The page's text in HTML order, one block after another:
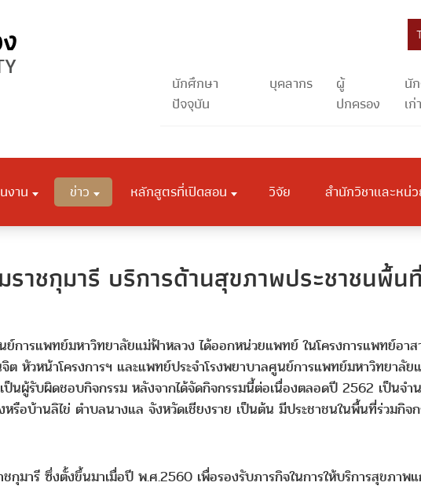
นักศึกษา
ปัจจุบัน
บุคลากร
ผู้
ปกครอง
นั
เก่า
งาน ข่าว หลักสูตรที่เปิดสอน วิจัย สำนักวิชาและหน่
าชกุมารี บริการด้านสุขภาพประชาชนพื้น
ย์การแพทย์มหาวิทยาลัยแม่ฟ้าหลวง ได้ออกหน่วยแพทย์ ในโครงการแพทย์อา
ต หัวหน้าโครงการฯ และแพทย์ประจำโรงพยาบาลศูนย์การแพทย์มหาวิทยาลั
นผู้รับผิดชอบกิจกรรม หลังจากได้จัดกิจกรรมนี้ต่อเนื่องตลอดปี 2562 เป็นจ
หรือบ้านลิไข่ ตำบลนางแล จังหวัดเชียงราย เป็นต้น มีประชาชนในพื้นที่ร่วมกิจ
มารี ซึ่งตั้งขึ้นมาเมื่อปี พ.ศ.2560 เพื่อรองรับภารกิจในการให้บริการสุขภาพ